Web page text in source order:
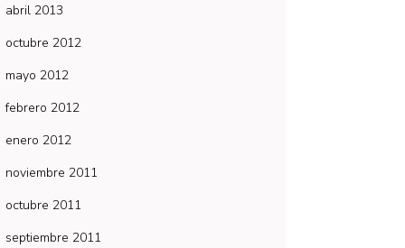
abril 2013
octubre 2012
mayo 2012
febrero 2012
enero 2012
noviembre 2011
octubre 2011
septiembre 2011